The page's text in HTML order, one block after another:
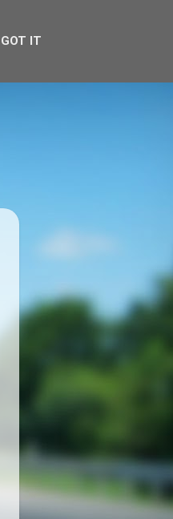
GOT IT